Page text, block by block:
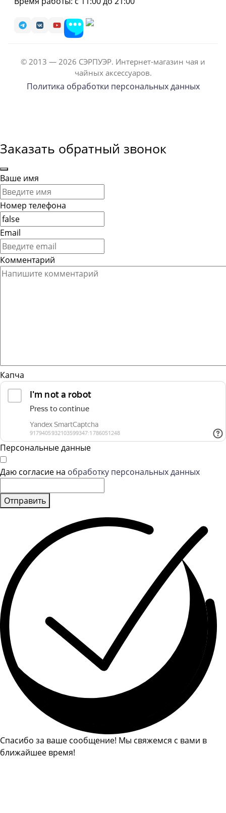
© 2013 — 2026 СЭРПУЭР. Интернет-магазин чая и
чайных аксессуаров.
Политика обработки персональных данных
Заказать обратный звонок
Ваше имя
Номер телефона
Email
Комментарий
Капча
Персональные данные
Даю согласие на обработку персональных данных
Отправить
Спасибо за ваше сообщение! Мы свяжемся с вами в
ближайшее время!